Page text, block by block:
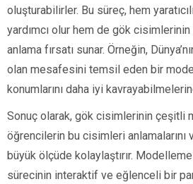
oluşturabilirler. Bu süreç, hem
yardımcı olur hem de gök
anlama fırsatı sunar. Örneğin,
olan mesafesini temsil eden bir
konumlarını daha iyi
Sonuç olarak, gök cisimlerinin çeşitli
öğrencilerin bu cisimleri
büyük ölçüde kolaylaştırır.
sürecinin interaktif ve eğlenceli bir